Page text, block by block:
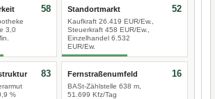
3,0
58 Standortmarkt
Kaufkraft 26.419 EUR/Ew.,
Steuerkraft 458 EUR/Ew.,
Einzelhandel 6.532
EUR/Ew.
52
%
83 Fernstraßenumfeld
BASt-Zählstelle 638 m,
51.699 Kfz/Tag
16